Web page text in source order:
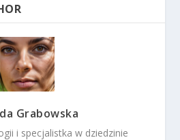
Grabowska
i specjalistka w dziedzinie